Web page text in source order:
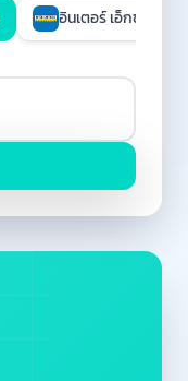
อินเตอร์ เอ็กซ์เพรส